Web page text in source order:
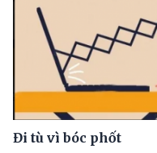
Đi tù vì bóc phốt